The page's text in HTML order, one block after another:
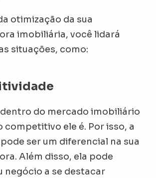
otimização da sua
imobiliária, você lidará
situações, como:
do mercado imobiliário
competitivo ele é. Por isso, a
ser um diferencial na sua
Além disso, ela pode
negócio a se destacar